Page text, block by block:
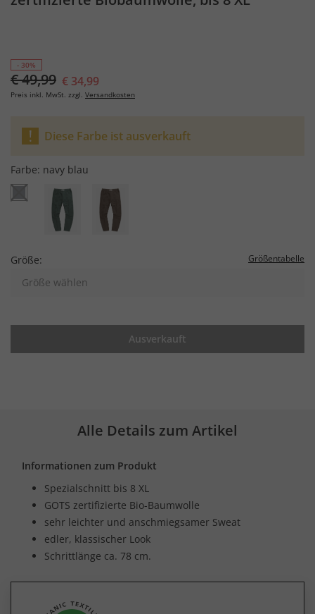
- 30%
€ 49,99 € 34,99
Preis inkl. MwSt. zzgl. Versandkosten
Diese Farbe ist ausverkauft
Farbe: navy blau
Größe: Größentabelle
Größe wählen
Ausverkauft
Alle Details zum Artikel
Informationen zum Produkt
Spezialschnitt bis 8 XL
GOTS zertifizierte Bio-Baumwolle
sehr leichter und anschmiegsamer Sweat
edler, klassischer Look
Schrittlänge ca. 78 cm.